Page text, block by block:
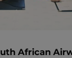
African